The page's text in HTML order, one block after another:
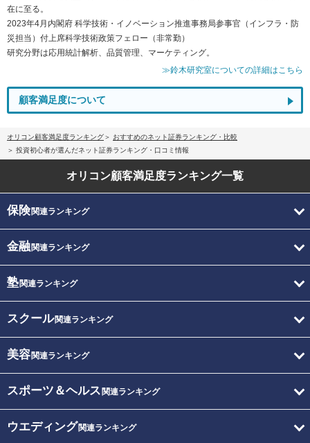
在に至る。
2023年4月内閣府 科学技術・イノベーション推進事務局参事官（インフラ・防
災担当）付上席科学技術政策フェロー（非常勤）
研究分野は応用統計解析、品質管理、マーケティング。
≫鈴木研究室についての詳細はこちら
顧客満足度について
オリコン顧客満足度ランキング
おすすめのネット証券ランキング・比較
投資初心者が選んだネット証券ランキング・口コミ情報
オリコン顧客満足度ランキング一覧
保険関連ランキング
金融関連ランキング
塾関連ランキング
スクール関連ランキング
美容関連ランキング
スポーツ＆ヘルス 関連ランキング
ウエディング関連ランキング